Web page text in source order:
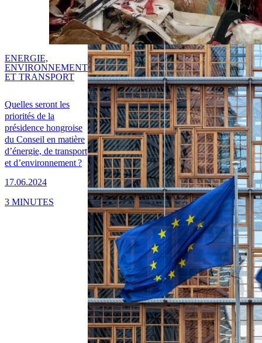
Quelles seront les
priorités de la
présidence hongroise
du Conseil en matière
d’énergie, de transport
et d’environnement ?
17.06.2024
ENERGIE,
ENVIRONNEMENT
ET TRANSPORT
3 MINUTES